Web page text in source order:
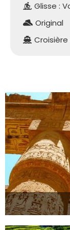
Glisse :
Original